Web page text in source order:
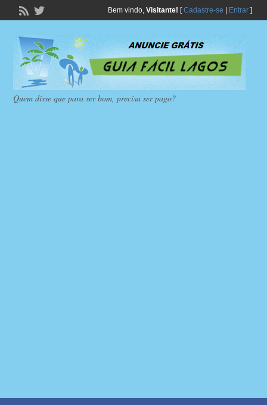
Bem vindo, Visitante! [Cadastre-se Entrar]
Quem disse que para ser bom, precisa ser pago?